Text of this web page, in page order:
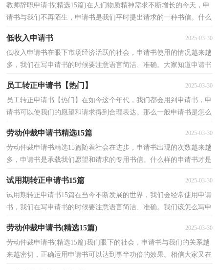
教师辞职申请书(精选15篇)在人们物质精神需求不断增长的今天，申
请书与我们不再陌生，申请书是我们平时提出请求的一种书信。什么
低收入申请书 2025-03-30
低收入申请书在眼下市场经济活跃的社会，申请书使用的情况越来越
多，我们在写申请书的时候要注意语言简洁、准确。大家知道申请书
员工转正申请书【热门】 2025-03-30
员工转正申请书【热门】在如今这个年代，我们都会用到申请书，申
请书可以使我们的愿望和请求得到合理表达。那么一般申请书是怎么
劳动仲裁申请书精选15篇 2025-03-30
劳动仲裁申请书精选15篇随着社会在进步，申请书出现的次数越来越
多，申请书是承载我们愿望和请求的专用书信。什么样的申请书才是
试用期转正申请书15篇 2025-03-30
试用期转正申请书15篇在当今不断发展的世界，我们会经常使用申请
书，我们在写申请书的时候要注意语言简洁、准确。我们该怎么写申
劳动仲裁申请书(精选15篇) 2025-03-30
劳动仲裁申请书(精选15篇)我们眼下的社会，申请书与我们的关系越
来越密切，正确运用申请书可以达到事半功倍的效果。相信大家又在